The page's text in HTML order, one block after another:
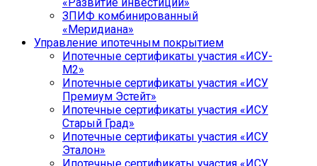
ЗПИФ комбинированный
«Меридиана»
Управление ипотечным покрытием
Ипотечные сертификаты участия «ИСУ-
М2»
Ипотечные сертификаты участия «ИСУ
Премиум Эстейт»
Ипотечные сертификаты участия «ИСУ
Старый Град»
Ипотечные сертификаты участия «ИСУ
Эталон»